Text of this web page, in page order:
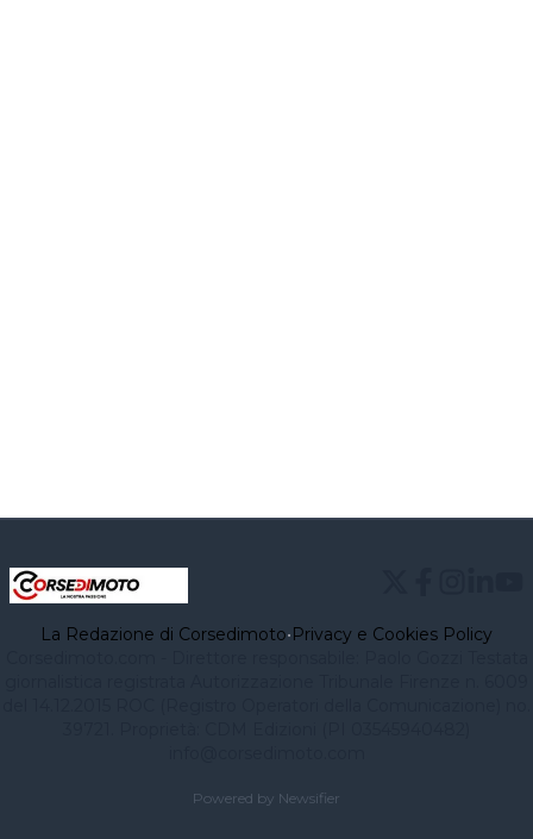
La Redazione di Corsedimoto•Privacy e Cookies Policy
Powered by Newsifier